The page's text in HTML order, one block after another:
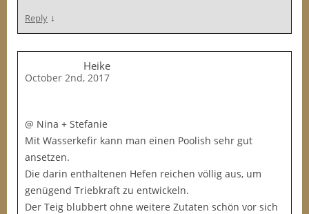
Reply ↓
Heike
October 2nd, 2017
@ Nina + Stefanie
Mit Wasserkefir kann man einen Poolish sehr gut
ansetzen.
Die darin enthaltenen Hefen reichen völlig aus, um
genügend Triebkraft zu entwickeln.
Der Teig blubbert ohne weitere Zutaten schön vor sich